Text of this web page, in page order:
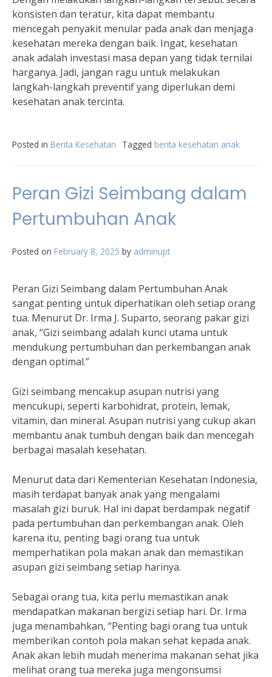
konsisten dan teratur, kita dapat membantu
mencegah penyakit menular pada anak dan menjaga
kesehatan mereka dengan baik. Ingat, kesehatan
anak adalah investasi masa depan yang tidak ternilai
harganya. Jadi, jangan ragu untuk melakukan
langkah-langkah preventif yang diperlukan demi
kesehatan anak tercinta.
Posted in Berita Kesehatan Tagged berita kesehatan anak
Peran Gizi Seimbang dalam
Pertumbuhan Anak
Posted on February 8, 2025 by adminupt
Peran Gizi Seimbang dalam Pertumbuhan Anak
sangat penting untuk diperhatikan oleh setiap orang
tua. Menurut Dr. Irma J. Suparto, seorang pakar gizi
anak, “Gizi seimbang adalah kunci utama untuk
mendukung pertumbuhan dan perkembangan anak
dengan optimal.”
Gizi seimbang mencakup asupan nutrisi yang
mencukupi, seperti karbohidrat, protein, lemak,
vitamin, dan mineral. Asupan nutrisi yang cukup akan
membantu anak tumbuh dengan baik dan mencegah
berbagai masalah kesehatan.
Menurut data dari Kementerian Kesehatan Indonesia,
masih terdapat banyak anak yang mengalami
masalah gizi buruk. Hal ini dapat berdampak negatif
pada pertumbuhan dan perkembangan anak. Oleh
karena itu, penting bagi orang tua untuk
memperhatikan pola makan anak dan memastikan
asupan gizi seimbang setiap harinya.
Sebagai orang tua, kita perlu memastikan anak
mendapatkan makanan bergizi setiap hari. Dr. Irma
juga menambahkan, “Penting bagi orang tua untuk
memberikan contoh pola makan sehat kepada anak.
Anak akan lebih mudah menerima makanan sehat jika
melihat orang tua mereka juga mengonsumsi